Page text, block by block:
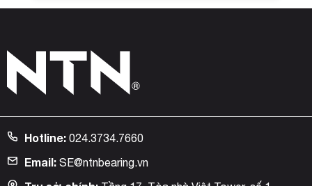
Hotline: 024.3734.7660
Email: SE@ntnbearing.vn